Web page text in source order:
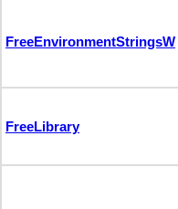
FreeEnvironmentStringsW
FreeLibrary